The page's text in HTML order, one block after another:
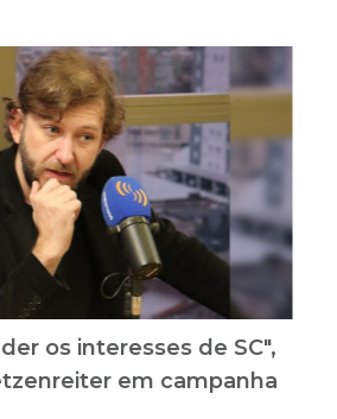
os interesses de SC",
em campanha